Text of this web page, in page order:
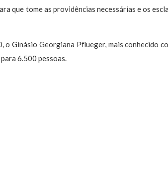
que tome as providências necessárias e os
Ginásio Georgiana Pflueger, mais conhecido
6.500 pessoas.